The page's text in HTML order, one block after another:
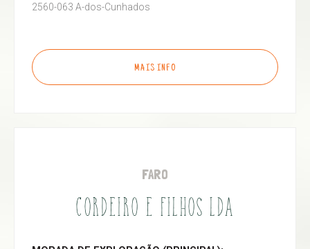
2560-063 A-dos-Cunhados
MAIS INFO
FARO
CORDEIRO E FILHOS LDA